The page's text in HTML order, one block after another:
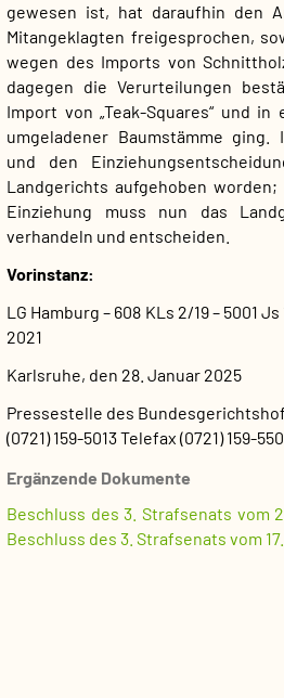
gewesen ist, hat daraufhin den
Mitangeklagten freigesprochen,
wegen des Imports von
dagegen die Verurteilungen
Import von „Teak-Squares“ und
umgeladener Baumstämme ging.
und den
Landgerichts aufgehoben
Einziehung muss nun das
verhandeln und entscheiden.
Vorinstanz:
LG Hamburg – 608 KLs 2/19 – 5001
2021
Karlsruhe, den 28. Januar 2025
Pressestelle des
(0721) 159-5013Telefax (0721) 159-
Ergänzende Dokumente
Beschluss des 3. Strafsenats vom
Beschluss des 3. Strafsenats vom